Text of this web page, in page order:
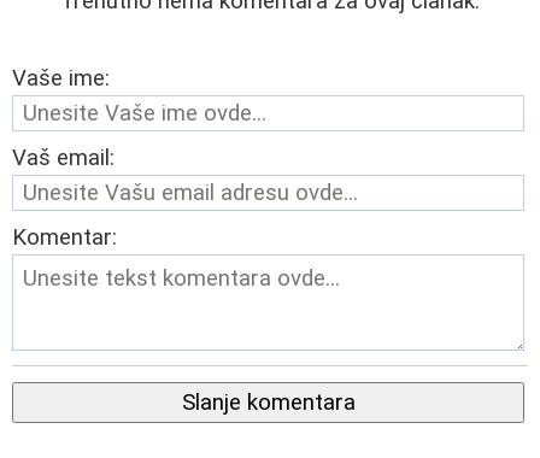
Vaše ime:
Vaš email:
Komentar:
Slanje komentara